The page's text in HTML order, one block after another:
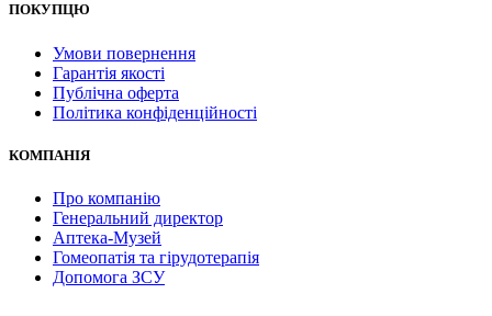
ПОКУПЦЮ
Умови повернення
Гарантія якості
Публічна оферта
Політика конфіденційності
КОМПАНІЯ
Про компанію
Генеральний директор
Аптека-Музей
Гомеопатія та гірудотерапія
Допомога ЗСУ